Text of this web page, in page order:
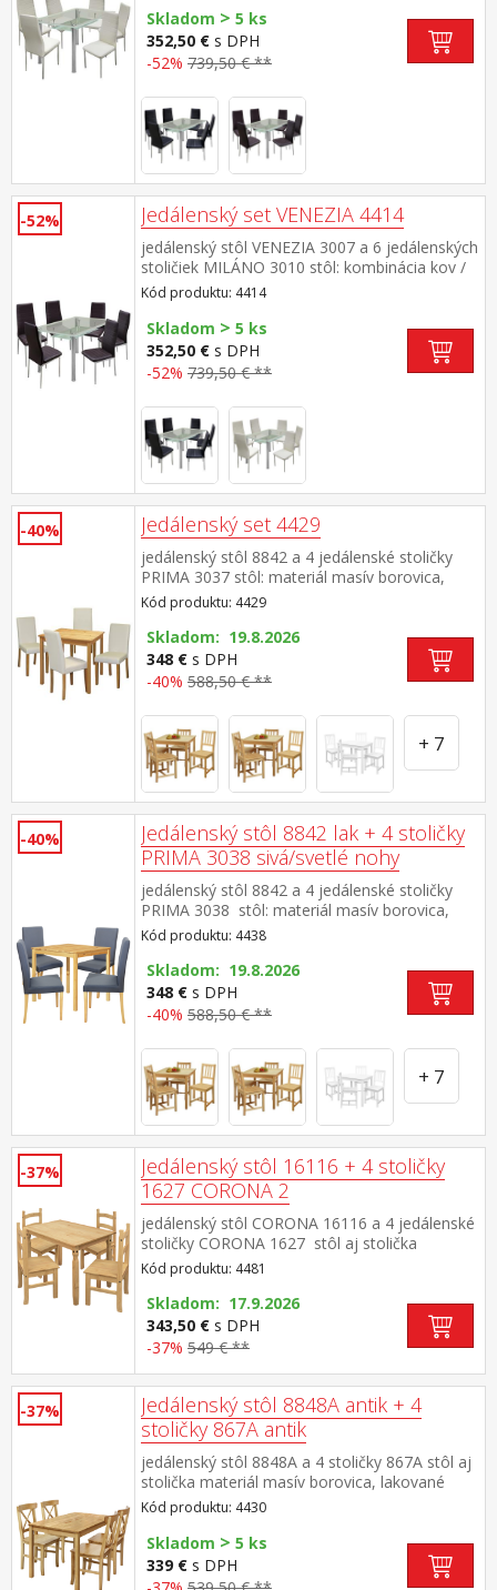
krémovo biela kovové pochrómované nohy,
výška sedu 46 cm rozmer stola (š/h/v) 150 ×
90 × 76 cm rozmer stoličky (š/h/v) 41 × 40 × 98
Skladom > 5 ks
352,50 € s DPH
-52% 739,50 € **
-52% Jedálenský set VENEZIA 4414
jedálenský stôl VENEZIA 3007 a 6 jedálenských
stoličiek MILÁNO 3010 stôl: kombinácia kov /
tvrdené sklo, pochrómované nohy stolička:
poťah koža – imitácia, farebné prevedenie
hnedá kovové pochrómované nohy, výška
sedu 46 cm rozmer stola (š/h/v) 150 × 90 × 76
cm rozmer stoličky (š/h/v) 41 × 40 × 98 cm
Kód produktu: 4414
Skladom > 5 ks
352,50 € s DPH
-52% 739,50 € **
-40% Jedálenský set 4429
jedálenský stôl 8842 a 4 jedálenské stoličky
PRIMA 3037 stôl: materiál masív borovica,
lakované prevedenie stolička: nohy materiál
masív, farebné prevedenie číry lak poťah koža
– imitácia, farebné prevedenie biela, výška
sedu 47 cm rozmer stola (š/h/v) 75 × 75 × 73
cm rozmer stoličky (š/h/v) 45 × 55 × 90 cm
Kód produktu: 4429
Skladom: 19.8.2026
348 € s DPH
-40% 588,50 € **
+ 7
-40%
Jedálenský stôl 8842 lak + 4 stoličky
PRIMA 3038 sivá/svetlé nohy
jedálenský stôl 8842 a 4 jedálenské stoličky
PRIMA 3038 stôl: materiál masív borovica,
lakované prevedenie stolička: textilný poťah,
farebné prevedenie sivá nohy materiál masív,
lakované prevedenie výška sedu stoličky 47
cm rozmer stola (š/h/v): 75 × 75 × 73 cm
rozmer stoličky (š/h/v): 45 × 55 × 90 cm
Kód produktu: 4438
Skladom: 19.8.2026
348 € s DPH
-40% 588,50 € **
+ 7
-37%
Jedálenský stôl 16116 + 4 stoličky
1627 CORONA 2
jedálenský stôl CORONA 16116 a 4 jedálenské
stoličky CORONA 1627 stôl aj stolička
materiál masív borovica voskovaná v
medovom odtieni rozmer stola (š/h/v) 118 ×
79 × 75 cm rozmer stoličky (š/h/v) 42 × 47 ×
100 cm súčasť zostavy Corona 2
Kód produktu: 4481
Skladom: 17.9.2026
343,50 € s DPH
-37% 549 € **
-37%
Jedálenský stôl 8848A antik + 4
stoličky 867A antik
jedálenský stôl 8848A a 4 stoličky 867A stôl aj
stolička materiál masív borovica, lakované
prevedenie v tóne antik výška sedu stoličky
45,5 cm rozmer stola (š/h/v): 118 × 75 × 73
cm rozmer stoličky (š/h/v): 42 × 42 × 91 cm
Kód produktu: 4430
Skladom > 5 ks
339 € s DPH